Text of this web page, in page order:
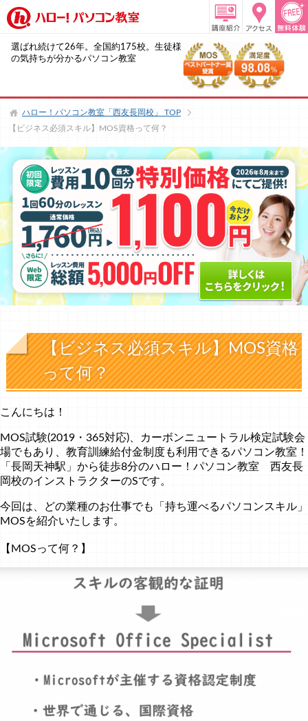
選ばれ続けて26年。全国約175校。生徒様
の気持ちが分かるパソコン教室
ハロー！パソコン教室「西友長岡校」
TOP
【ビジネス必須スキル】MOS資格って何？
【ビジネス必須スキル】MOS資格
って何？
こんにちは！
MOS試験(2019・365対応)、カーボンニュートラル検定試験会
場でもあり、教育訓練給付金制度も利用できるパソコン教室！
「長岡天神駅」から徒歩8分のハロー！パソコン教室 西友長
岡校のインストラクターのSです。
今回は、どの業種のお仕事でも「持ち運べるパソコンスキル」
MOSを紹介いたします。
【MOSって何？】